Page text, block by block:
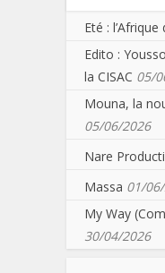
Eté :
Edito :
la CISAC 05/
Mouna, la
05/06/2026
Nare
Massa 01/
My Way
30/04/2026